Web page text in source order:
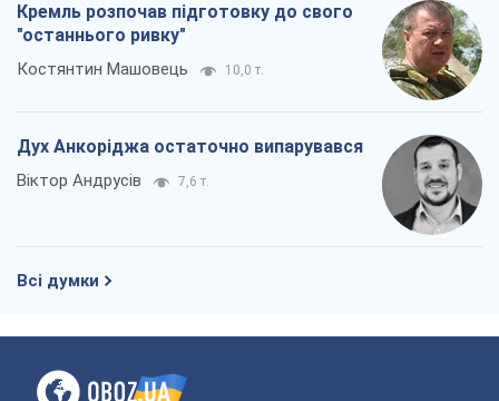
Кремль розпочав підготовку до свого
"останнього ривку"
Костянтин Машовець 10,0 т.
Дух Анкоріджа остаточно випарувався
Віктор Андрусів 7,6 т.
Всі думки